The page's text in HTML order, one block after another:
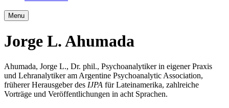
Menu
Jorge L. Ahumada
Ahumada, Jorge L., Dr. phil., Psychoanalytiker in eigener Praxis
und Lehranalytiker am Argentine Psychoanalytic Association,
früherer Herausgeber des IJPA für Lateinamerika, zahlreiche
Vorträge und Veröffentlichungen in acht Sprachen.